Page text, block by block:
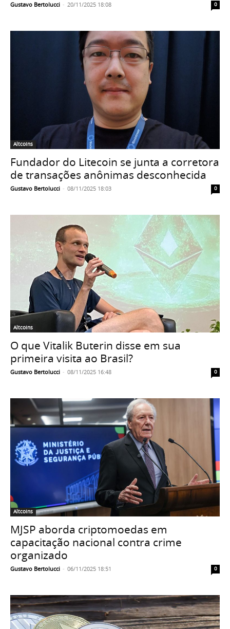
Gustavo Bertolucci - 20/11/2025 18:08 0
Altcoins
Fundador do Litecoin se junta a corretora
de transações anônimas desconhecida
Gustavo Bertolucci - 08/11/2025 18:03 0
Altcoins
O que Vitalik Buterin disse em sua
primeira visita ao Brasil?
Gustavo Bertolucci - 08/11/2025 16:48 0
Altcoins
MJSP aborda criptomoedas em
capacitação nacional contra crime
organizado
Gustavo Bertolucci - 06/11/2025 18:51 0